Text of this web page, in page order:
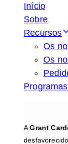
Início
Sobre
Recursos
Os
Os
AGrant